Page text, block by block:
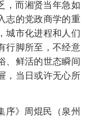
，而湘贤当年急如
志的党政商学的重
城市化进程和人们
行脚所至，不经意
、鲜活的世态瞬间
，当日或许无心所
》周焜民（泉州